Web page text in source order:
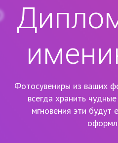
Фотосувениры из ваших
всегда хранить
мгновения эти будут